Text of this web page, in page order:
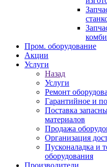
Пром. оборудование
Акции
Услуги
Назад
Услуги
Ремонт
Гарантийное и
Поставка
материалов
Продажа
Организация
Пусконаладка и
оборудования
Производители